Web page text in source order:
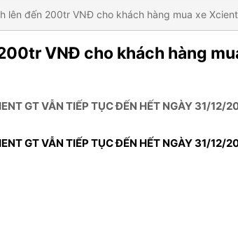
lên đến 200tr VNĐ cho khách hàng mua xe
VNĐ cho khách hàng
GT VẪN TIẾP TỤC ĐẾN HẾT NGÀY 31/
GT VẪN TIẾP TỤC ĐẾN HẾT NGÀY 31/12/